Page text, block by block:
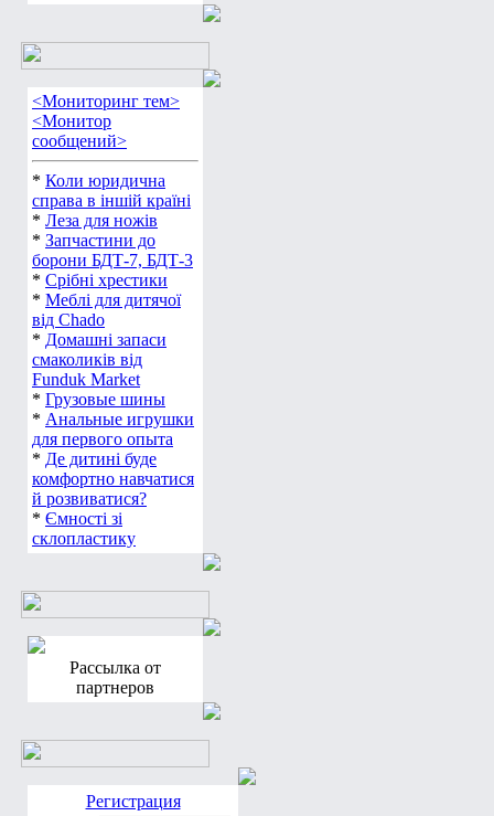
<Мониторинг тем>
<Монитор
сообщений>
* Коли юридична
справа в іншій країні
* Леза для ножів
* Запчастини до
борони БДТ-7, БДТ-3
* Срібні хрестики
* Меблі для дитячої
від Chado
* Домашні запаси
смаколиків від
Funduk Market
* Грузовые шины
* Анальные игрушки
для первого опыта
* Де дитині буде
комфортно навчатися
й розвиватися?
* Ємності зі
склопластику
Рассылка от
партнеров
Регистрация